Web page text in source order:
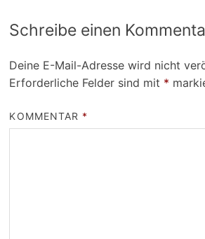
Schreibe einen
Deine E-Mail-Adresse wird nicht
Erforderliche Felder sind mit *
KOMMENTAR *